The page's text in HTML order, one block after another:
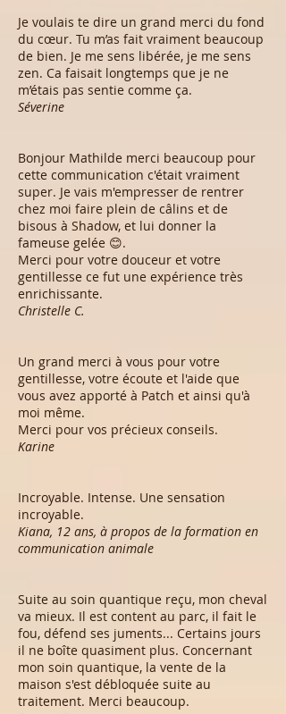
Je voulais te dire un grand merci du fond
du cœur. Tu m’as fait vraiment beaucoup
de bien. Je me sens libérée, je me sens
zen. Ca faisait longtemps que je ne
m’étais pas sentie comme ça.
Séverine
Bonjour Mathilde merci beaucoup pour
cette communication c'était vraiment
super. Je vais m'empresser de rentrer
chez moi faire plein de câlins et de
bisous à Shadow, et lui donner la
fameuse gelée 😊.
Merci pour votre douceur et votre
gentillesse ce fut une expérience très
enrichissante.
Christelle C.
Un grand merci à vous pour votre
gentillesse, votre écoute et l'aide que
vous avez apporté à Patch et ainsi qu'à
moi même.
Merci pour vos précieux conseils.
Karine
Incroyable. Intense. Une sensation
incroyable.
Kiana, 12 ans, à propos de la formation en
communication animale
Suite au soin quantique reçu, mon cheval
va mieux. Il est content au parc, il fait le
fou, défend ses juments... Certains jours
il ne boîte quasiment plus. Concernant
mon soin quantique, la vente de la
maison s'est débloquée suite au
traitement. Merci beaucoup.